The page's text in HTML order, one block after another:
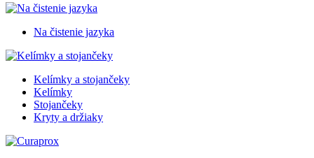
Na čistenie jazyka
Kelímky a stojančeky
Kelímky
Stojančeky
Kryty a držiaky